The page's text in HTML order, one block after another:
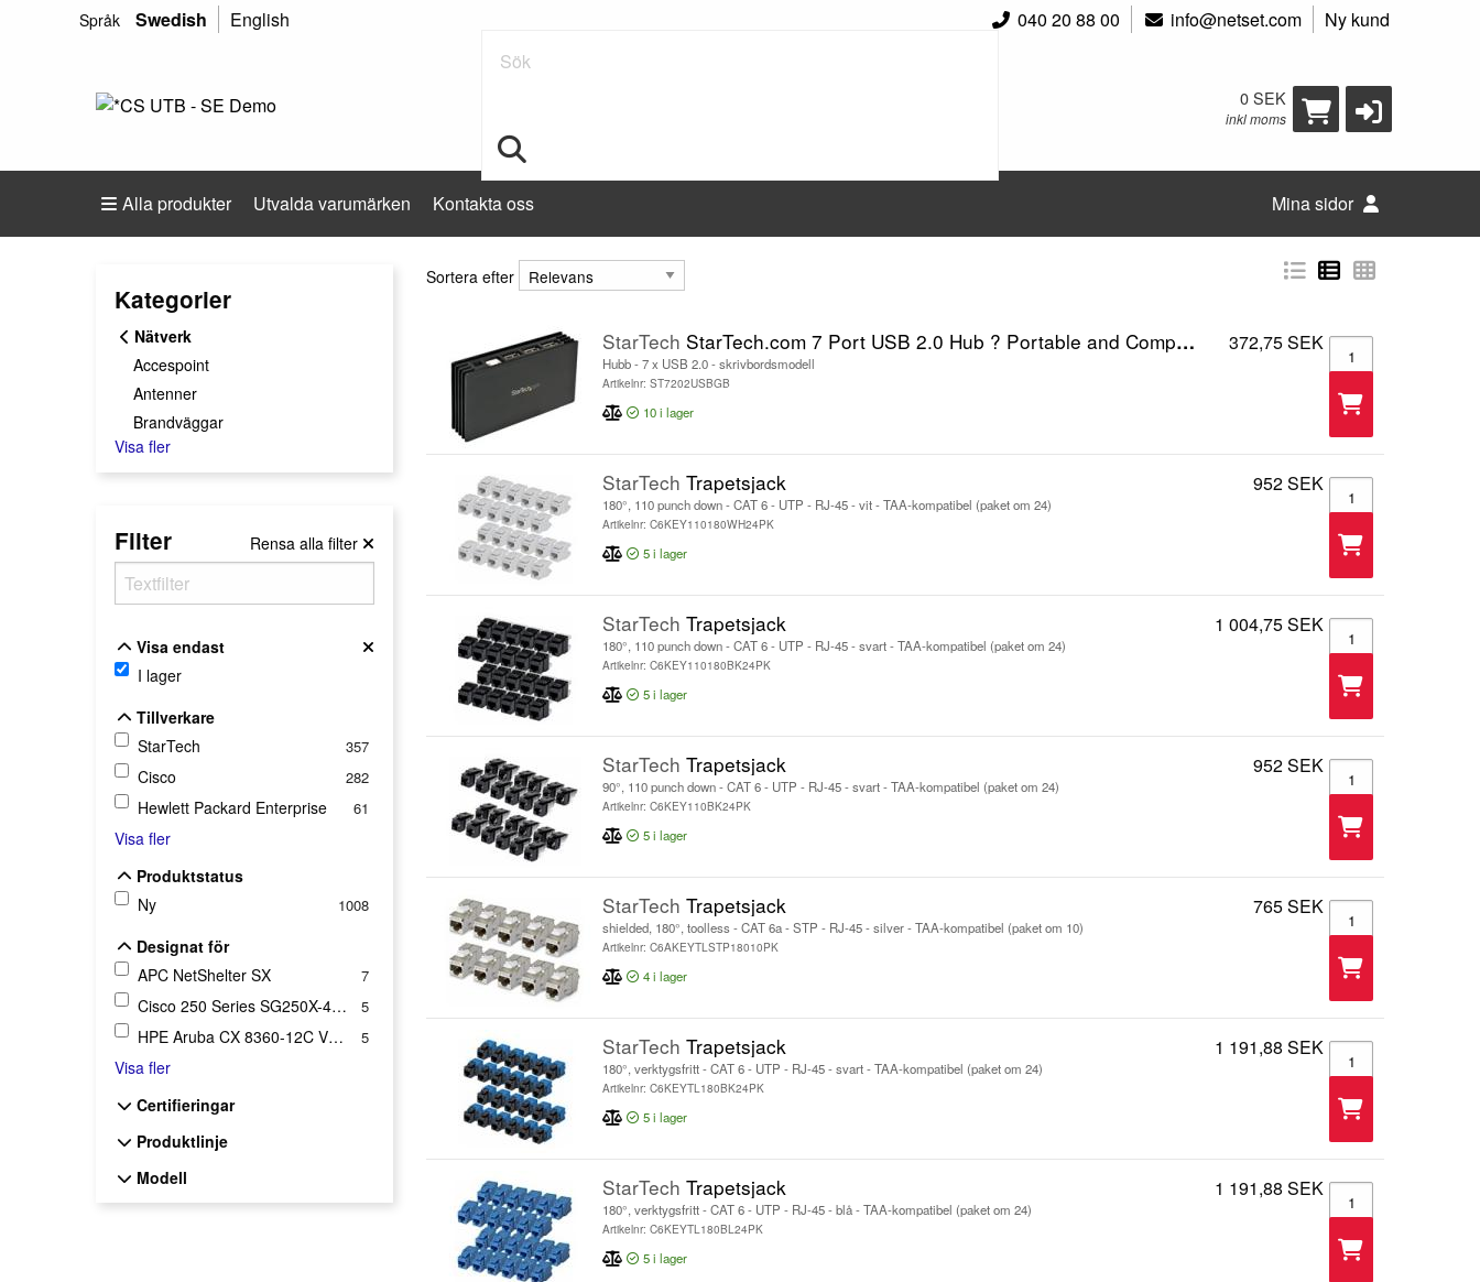
040 20 88 00 info@netset.com Ny kund
Språk Swedish English
0 SEK
inkl moms
Sök
Alla produkter Utvalda varumärken Kontakta oss Mina sidor
Kategorier
Nätverk
Accespoint
Antenner
Brandväggar
Visa fler
Filter Rensa alla filter
Visa endast
I lager
Tillverkare
StarTech
357
Cisco 282
Hewlett Packard Enterprise 61
Visa fler
Produktstatus
Ny
1008
Designat för
APC NetShelter SX
7
Cisco 250 Series SG250X-48P 5
HPE Aruba CX 8360-12C V2, 8360-16Y2C V2
5
Visa fler
Certifieringar
Produktlinje
Modell
Sortera efter
Sortera efter
StarTech StarTech.com 7 Port USB 2.0 Hub ? Portable and Compact ? Bus Powered USB 2.0 Extender ? USB Multiport Expander (ST7202USB)
Hubb - 7 x USB 2.0 - skrivbordsmodell
Artikelnr: ST7202USBGB
10i lager
372,75 SEK StarTech.com 7
StarTech Trapetsjack
180°, 110 punch down - CAT 6 - UTP - RJ-45 - vit - TAA-kompatibel (paket om 24)
Artikelnr: C6KEY110180WH24PK
5i lager
952 SEK Trapetsjack -
StarTech Trapetsjack
180°, 110 punch down - CAT 6 - UTP - RJ-45 - svart - TAA-kompatibel (paket om 24)
Artikelnr: C6KEY110180BK24PK
5i lager
1 004,75 SEK Trapetsjack -
StarTech Trapetsjack
90°, 110 punch down - CAT 6 - UTP - RJ-45 - svart - TAA-kompatibel (paket om 24)
Artikelnr: C6KEY110BK24PK
5i lager
952 SEK Trapetsjack -
StarTech Trapetsjack
shielded, 180°, toolless - CAT 6a - STP - RJ-45 - silver - TAA-kompatibel (paket om 10)
Artikelnr: C6AKEYTLSTP18010PK
4i lager
765 SEK Trapetsjack -
StarTech Trapetsjack
180°, verktygsfritt - CAT 6 - UTP - RJ-45 - svart - TAA-kompatibel (paket om 24)
Artikelnr: C6KEYTL180BK24PK
5i lager
1 191,88 SEK Trapetsjack -
StarTech Trapetsjack
180°, verktygsfritt - CAT 6 - UTP - RJ-45 - blå - TAA-kompatibel (paket om 24)
Artikelnr: C6KEYTL180BL24PK
5i lager
1 191,88 SEK Trapetsjack -